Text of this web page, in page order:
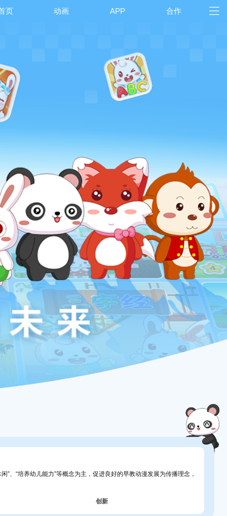
页 动画 APP 合作
”、“培养幼儿能力”等概念为主，促进良好的早教动漫发展为传播理念，
创新